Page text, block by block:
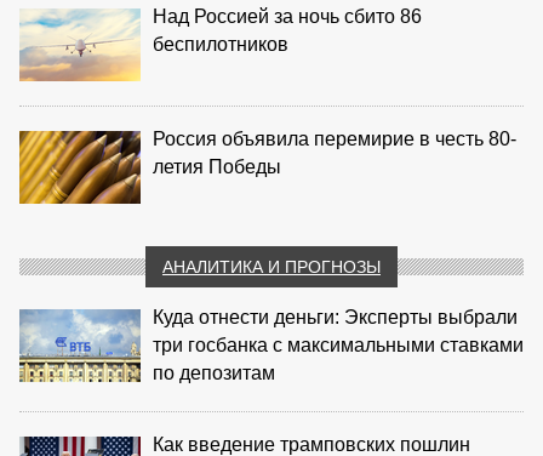
Над Россией за ночь сбито 86
беспилотников
Россия объявила перемирие в честь 80-
летия Победы
АНАЛИТИКА И ПРОГНОЗЫ
Куда отнести деньги: Эксперты выбрали
три госбанка с максимальными ставками
по депозитам
Как введение трамповских пошлин